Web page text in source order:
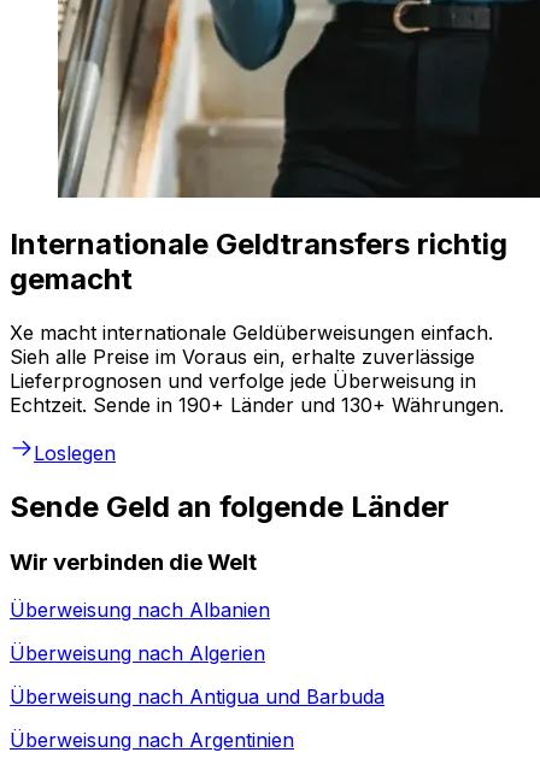
Internationale Geldtransfers richtig
gemacht
Xe macht internationale Geldüberweisungen einfach.
Sieh alle Preise im Voraus ein, erhalte zuverlässige
Lieferprognosen und verfolge jede Überweisung in
Echtzeit. Sende in 190+ Länder und 130+ Währungen.
Loslegen
Sende Geld an folgende Länder
Wir verbinden die Welt
Überweisung nach Albanien
Überweisung nach Algerien
Überweisung nach Antigua und Barbuda
Überweisung nach Argentinien